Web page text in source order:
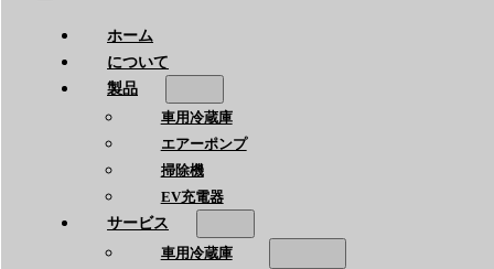
ホーム
について
製品
車用冷蔵庫
エアーポンプ
掃除機
EV充電器
サービス
車用冷蔵庫